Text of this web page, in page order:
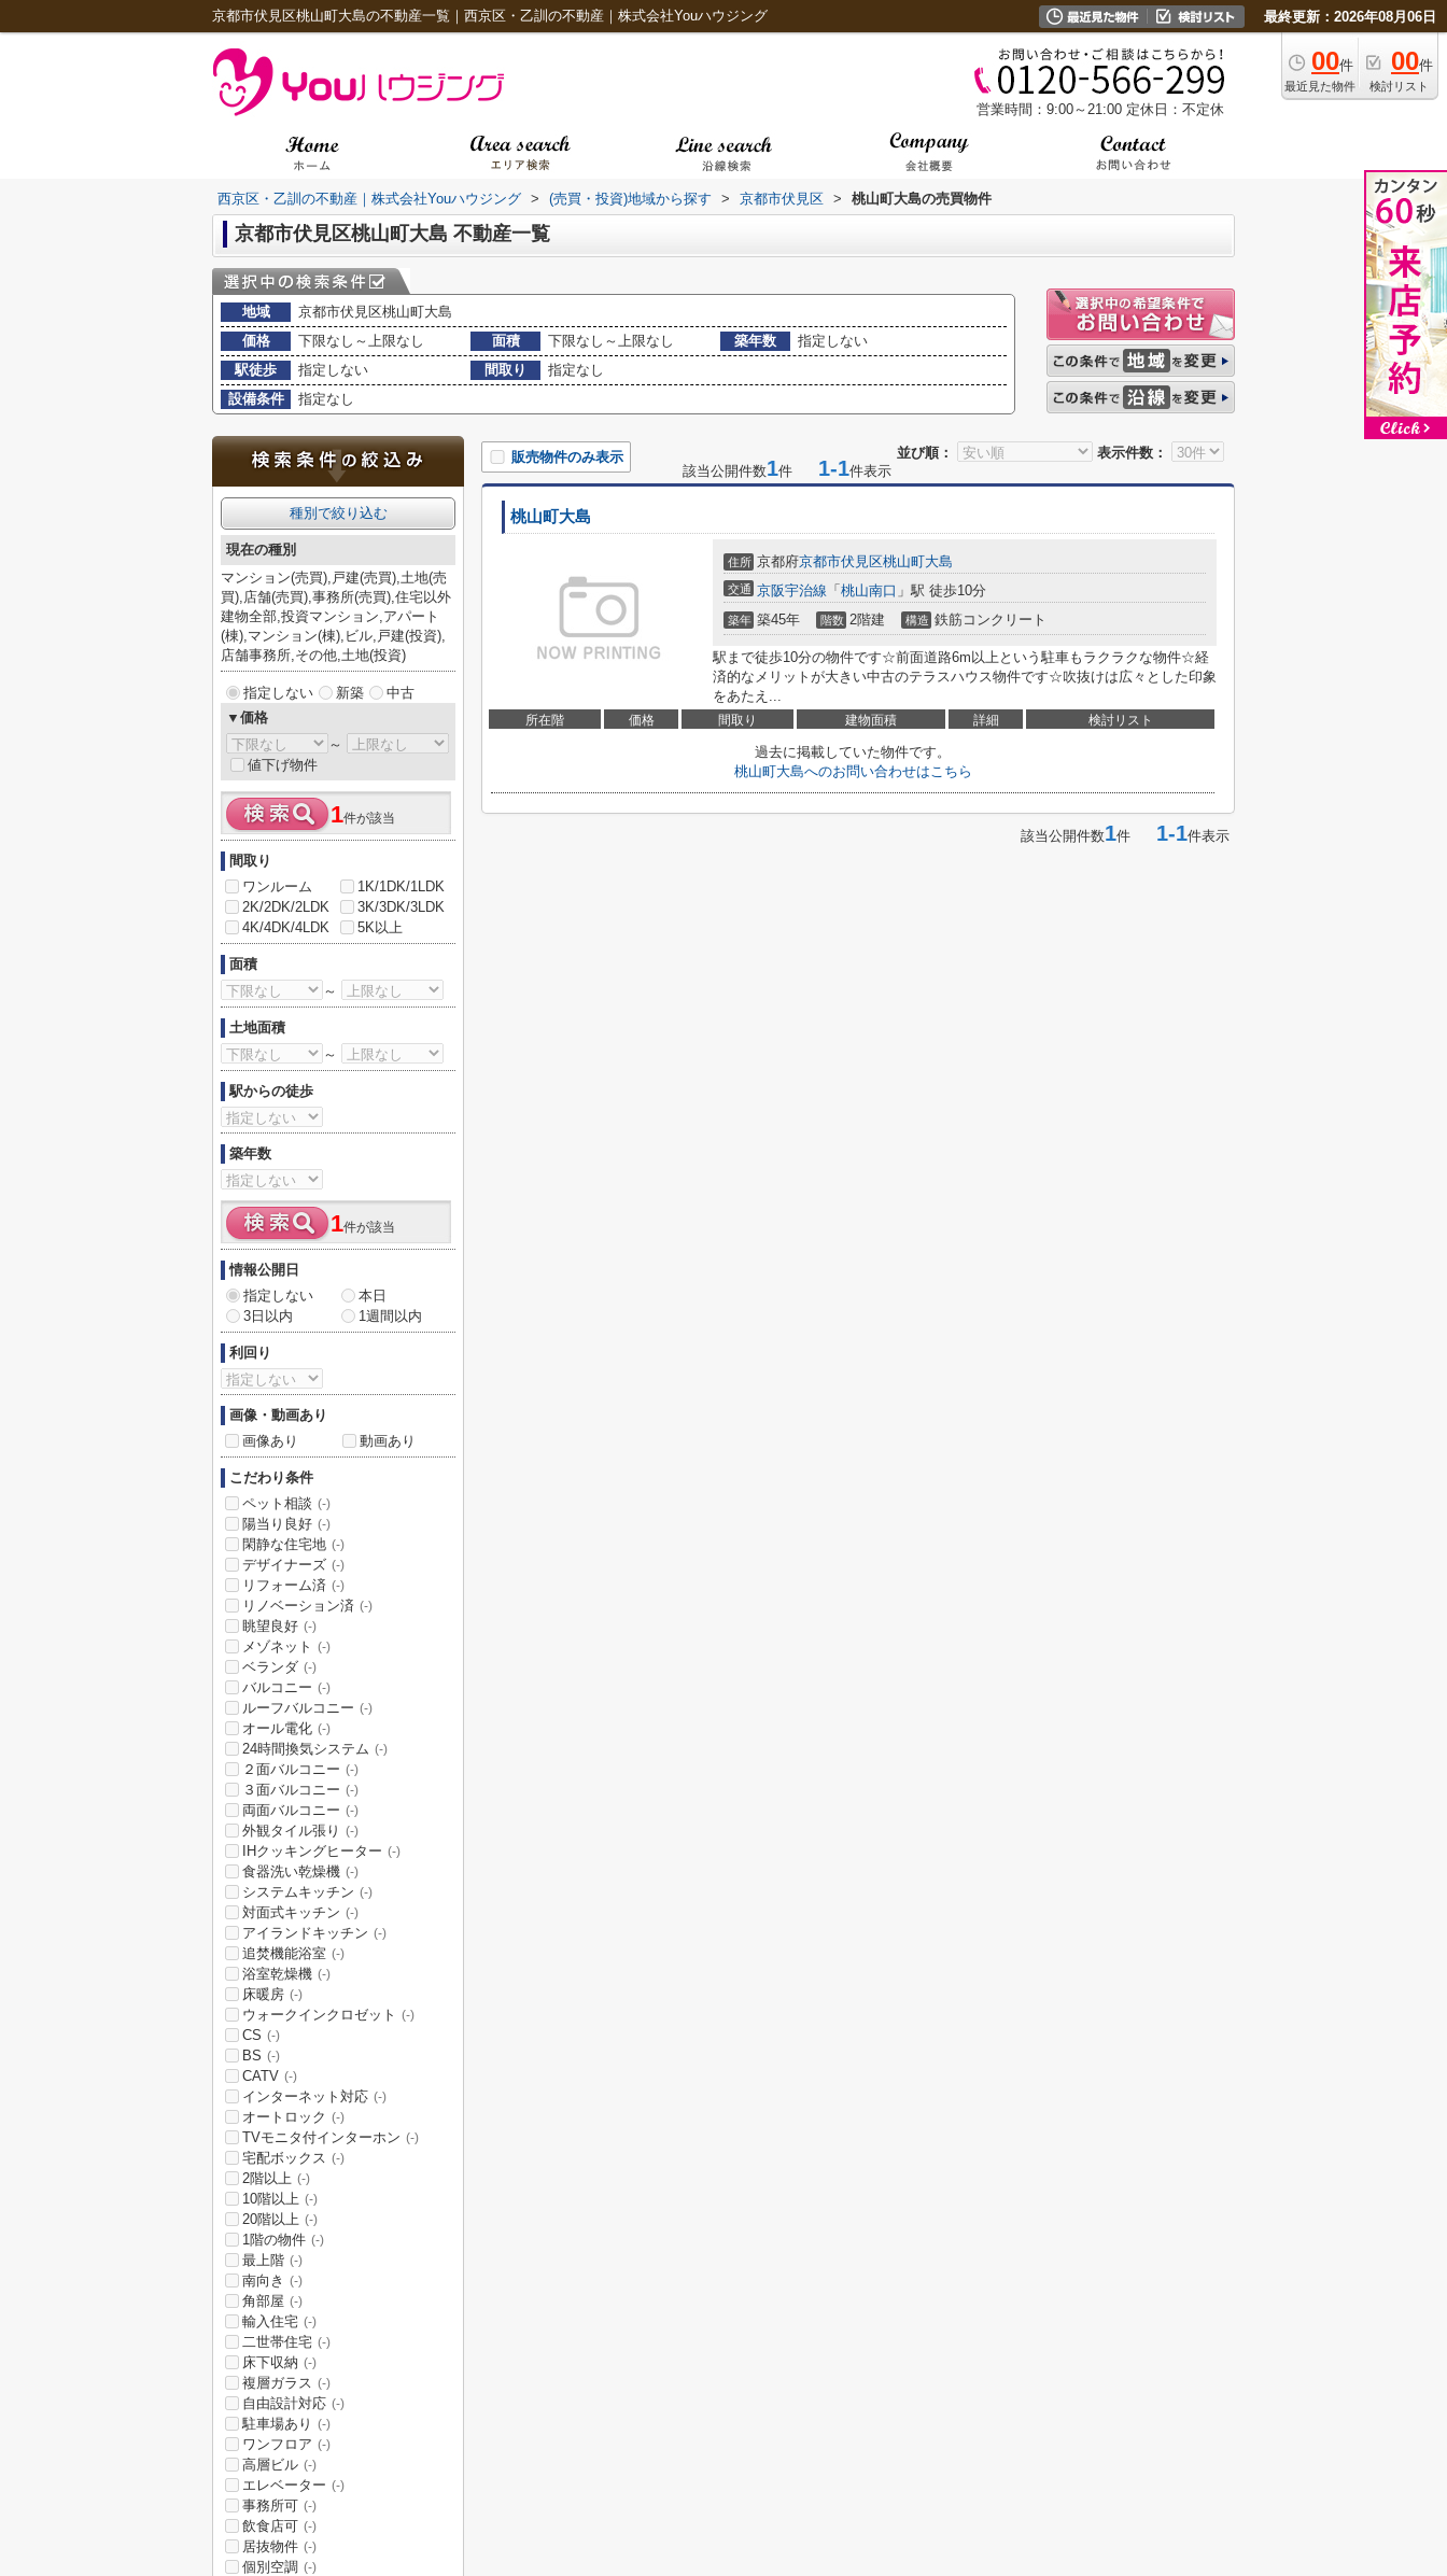
京都市伏見区桃山町大島の不動産一覧｜西京区・乙訓の不動産｜株式会社Youハウジング 最終更新：2026年08月06日
00件
最近見た物件
00件
検討リスト
営業時間：9:00～21:00 定休日：不定休
西京区・乙訓の不動産｜株式会社Youハウジング > (売買・投資)地域から探す > 京都市伏見区 > 桃山町大島の売買物件
京都市伏見区桃山町大島 不動産一覧
地域
京都市伏見区桃山町大島
価格
下限なし～上限なし 面積 下限なし～上限なし 築年数
指定しない
駅徒歩
指定しない 間取り
指定なし
設備条件
指定なし
並び順： 表示件数：
販売物件のみ表示
該当公開件数1件 1-1件表示
桃山町大島
住所 京都府京都市伏見区桃山町大島
交通 京阪宇治線 「 桃山南口 」駅 徒歩10分
築年 築45年 階数 2階建 構造 鉄筋コンクリート
駅まで徒歩10分の物件です☆前面道路6m以上という駐車もラクラクな物件☆経
済的なメリットが大きい中古のテラスハウス物件です☆吹抜けは広々とした印象
をあたえ...
所在階 価格 間取り 建物面積 詳細 検討リスト
過去に掲載していた物件です。
桃山町大島へのお問い合わせはこちら
該当公開件数1件 1-1件表示
種別で絞り込む
現在の種別
マンション(売買),戸建(売買),土地(売
買),店舗(売買),事務所(売買),住宅以外
建物全部,投資マンション,アパート
(棟),マンション(棟),ビル,戸建(投資),
店舗事務所,その他,土地(投資)
指定しない 新築
中古
▼価格
～
値下げ物件
1件が該当
間取り
ワンルーム
1K/1DK/1LDK
2K/2DK/2LDK
3K/3DK/3LDK
4K/4DK/4LDK
5K以上
面積
～
土地面積
～
駅からの徒歩
築年数
1件が該当
情報公開日
指定しない
本日
3日以内
1週間以内
利回り
画像・動画あり
画像あり
動画あり
こだわり条件
ペット相談 (-)
陽当り良好 (-)
閑静な住宅地 (-)
デザイナーズ (-)
リフォーム済 (-)
リノベーション済 (-)
眺望良好 (-)
メゾネット (-)
ベランダ (-)
バルコニー (-)
ルーフバルコニー (-)
オール電化 (-)
24時間換気システム (-)
２面バルコニー (-)
３面バルコニー (-)
両面バルコニー (-)
外観タイル張り (-)
IHクッキングヒーター (-)
食器洗い乾燥機 (-)
システムキッチン (-)
対面式キッチン (-)
アイランドキッチン (-)
追焚機能浴室 (-)
浴室乾燥機 (-)
床暖房 (-)
ウォークインクロゼット (-)
CS (-)
BS (-)
CATV (-)
インターネット対応 (-)
オートロック (-)
TVモニタ付インターホン (-)
宅配ボックス (-)
2階以上 (-)
10階以上 (-)
20階以上 (-)
1階の物件 (-)
最上階 (-)
南向き (-)
角部屋 (-)
輸入住宅 (-)
二世帯住宅 (-)
床下収納 (-)
複層ガラス (-)
自由設計対応 (-)
駐車場あり (-)
ワンフロア (-)
高層ビル (-)
エレベーター (-)
事務所可 (-)
飲食店可 (-)
居抜物件 (-)
個別空調 (-)